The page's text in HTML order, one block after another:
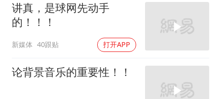
讲真，是球网先动手
的！！！
新媒体 40跟贴 打开APP
论背景音乐的重要性！！